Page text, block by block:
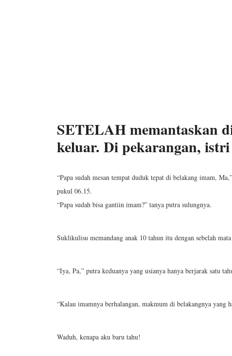
SETELAH memantaskan
keluar. Di pekarangan,
“Papa sudah mesan tempat duduk tepat di belakang imam,
pukul 06.15.
“Papa sudah bisa gantiin imam?” tanya putra sulungnya.
Suklikulisu memandang anak 10 tahun itu dengan sebelah
“Iya, Pa,” putra keduanya yang usianya hanya berjarak satu
“Kalau imamnya berhalangan, makmum di belakangnya yang
Waduh, kenapa aku baru tahu!